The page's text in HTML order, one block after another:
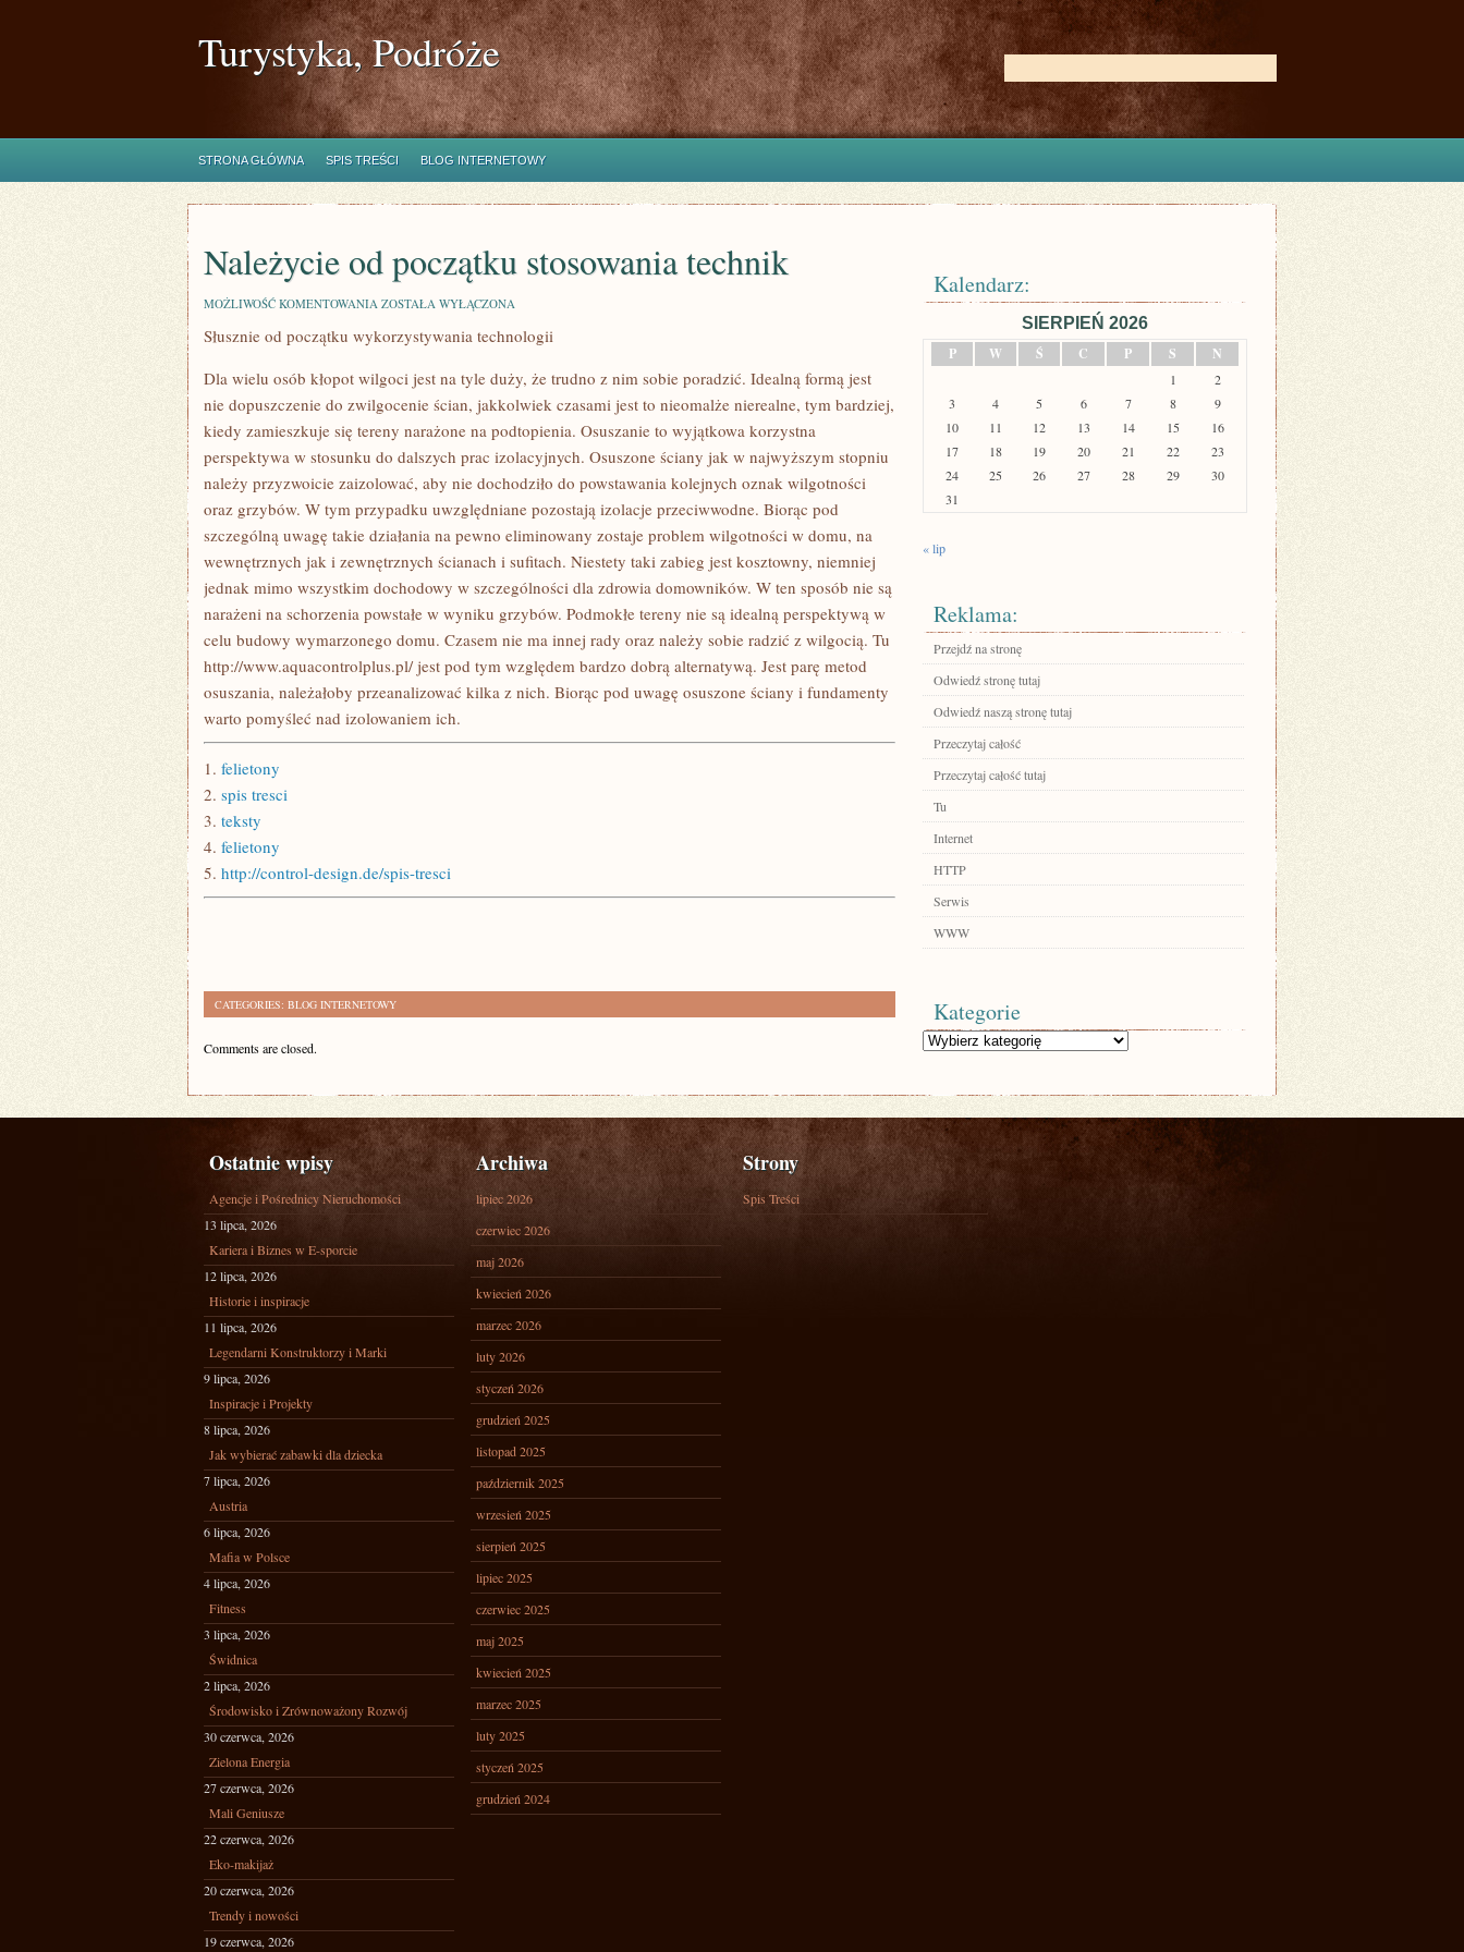
Turystyka, Podróże
STRONA GŁÓWNA SPIS TREŚCI BLOG INTERNETOWY
Należycie od początku stosowania technik
MOŻLIWOŚĆ KOMENTOWANIA NALEŻYCIE
POCZĄTKU
STOSOWANIA
ZOSTAŁA WYŁĄCZONA
Słusznie od początku wykorzystywania technologii
Dla wielu osób kłopot wilgoci jest na tyle duży, że trudno z nim sobie poradzić. Idealną formą jest
nie dopuszczenie do zwilgocenie ścian, jakkolwiek czasami jest to nieomalże nierealne, tym bardziej,
kiedy zamieszkuje się tereny narażone na podtopienia. Osuszanie to wyjątkowa korzystna
perspektywa w stosunku do dalszych prac izolacyjnych. Osuszone ściany jak w najwyższym stopniu
należy przyzwoicie zaizolować, aby nie dochodziło do powstawania kolejnych oznak wilgotności
oraz grzybów. W tym przypadku uwzględniane pozostają izolacje przeciwwodne. Biorąc pod
szczególną uwagę takie działania na pewno eliminowany zostaje problem wilgotności w domu, na
wewnętrznych jak i zewnętrznych ścianach i sufitach. Niestety taki zabieg jest kosztowny, niemniej
jednak mimo wszystkim dochodowy w szczególności dla zdrowia domowników. W ten sposób nie są
narażeni na schorzenia powstałe w wyniku grzybów. Podmokłe tereny nie są idealną perspektywą w
celu budowy wymarzonego domu. Czasem nie ma innej rady oraz należy sobie radzić z wilgocią. Tu
http://www.aquacontrolplus.pl/ jest pod tym względem bardzo dobrą alternatywą. Jest parę metod
osuszania, należałoby przeanalizować kilka z nich. Biorąc pod uwagę osuszone ściany i fundamenty
warto pomyśleć nad izolowaniem ich.
1. felietony
2. spis tresci
3. teksty
4. felietony
5. http://control-design.de/spis-tresci
CATEGORIES: BLOG INTERNETOWY
Comments are closed.
Kalendarz:
SIERPIEŃ 2026
P
W Ś C P S N
1
2
3
4 5 6 7 8
9
10
11 12 13 14 15
16
17
18 19 20 21 22
23
24
25 26 27 28 29
30
31
« lip
Reklama:
Przejdź na stronę
Odwiedź stronę tutaj
Odwiedź naszą stronę tutaj
Przeczytaj całość
Przeczytaj całość tutaj
Tu
Internet
HTTP
Serwis
WWW
Kategorie
Kategorie
Ostatnie wpisy
Agencje i Pośrednicy Nieruchomości
13 lipca, 2026
Kariera i Biznes w E-sporcie
12 lipca, 2026
Historie i inspiracje
11 lipca, 2026
Legendarni Konstruktorzy i Marki
9 lipca, 2026
Inspiracje i Projekty
8 lipca, 2026
Jak wybierać zabawki dla dziecka
7 lipca, 2026
Austria
6 lipca, 2026
Mafia w Polsce
4 lipca, 2026
Fitness
3 lipca, 2026
Świdnica
2 lipca, 2026
Środowisko i Zrównoważony Rozwój
30 czerwca, 2026
Zielona Energia
27 czerwca, 2026
Mali Geniusze
22 czerwca, 2026
Eko-makijaż
20 czerwca, 2026
Trendy i nowości
19 czerwca, 2026
Archiwa
lipiec 2026
czerwiec 2026
maj 2026
kwiecień 2026
marzec 2026
luty 2026
styczeń 2026
grudzień 2025
listopad 2025
październik 2025
wrzesień 2025
sierpień 2025
lipiec 2025
czerwiec 2025
maj 2025
kwiecień 2025
marzec 2025
luty 2025
styczeń 2025
grudzień 2024
Strony
Spis Treści